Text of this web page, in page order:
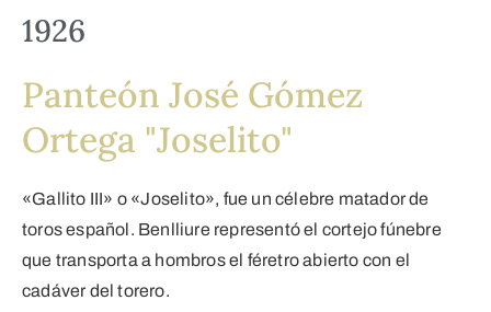
1926
Panteón José Gómez
Ortega "Joselito"
«Gallito III» o «Joselito», fue un célebre matador de
toros español. Benlliure representó el cortejo fúnebre
que transporta a hombros el féretro abierto con el
cadáver del torero.